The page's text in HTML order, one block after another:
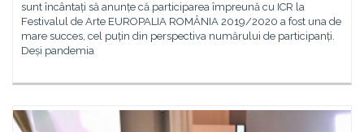
sunt încântați să anunțe că participarea împreună cu ICR la
Festivalul de Arte EUROPALIA ROMÂNIA 2019/2020 a fost una de
mare succes, cel puțin din perspectiva numărului de participanți.
Deși pandemia